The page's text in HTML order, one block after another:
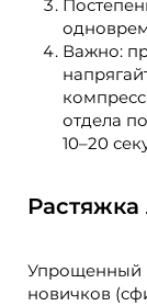
Важно:
отдела
10–20
Упрощенный
новичков